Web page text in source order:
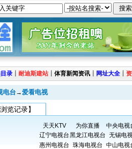
录 ┊ 耐迪斯建站 ┊ 体育新闻资讯 ┊ 网址大全 ┊
电台 →爱看电视
浏览记录】
天天KTV 为你直播
中央电视
辽宁电视台黑龙江电视台 无锡电
惠州电视台 珠海电视台 中山电视